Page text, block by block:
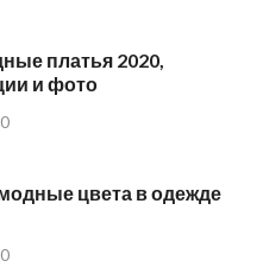
платья 2020,
и фото
цвета в одежде